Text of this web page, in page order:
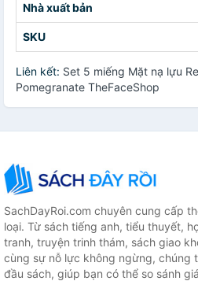
Nhà xuất bản
SKU
Liên kết: Set 5 miếng Mặt nạ lựu
Pomegranate TheFaceShop
SachDayRoi.com chuyên cung cấp
loại. Từ sách tiếng anh, tiểu thuyết,
tranh, truyện trinh thám, sách giao
cùng sự nỗ lực không ngừng, chúng
đầu sách, giúp bạn có thể so sánh